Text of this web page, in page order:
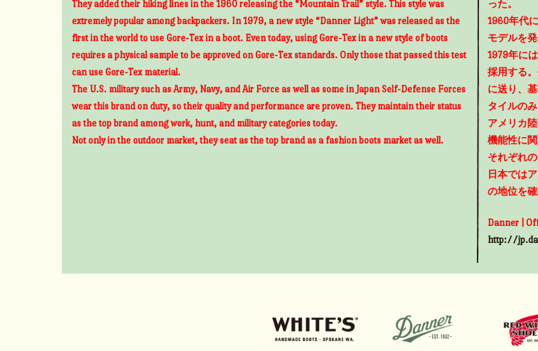
They added their hiking lines in the 1960 releasing the “Mountain Trail” style. This style was
extremely popular among backpackers. In 1979, a new style “Danner Light” was released as the
first in the world to use Gore-Tex in a boot. Even today, using Gore-Tex in a new style of boots
requires a physical sample to be approved on Gore-Tex standards. Only those that passed this test
can use Gore-Tex material.
The U.S. military such as Army, Navy, and Air Force as well as some in Japan Self-Defense Forces
wear this brand on duty, so their quality and performance are proven. They maintain their status
as the top brand among work, hunt, and military categories today.
Not only in the outdoor market, they seat as the top brand as a fashion boots market as well.
った。
1960年代
モデルを
1979年に
採用する
に送り、
タイルの
アメリカ
機能性に
それぞれ
日本では
の地位を確
Danner |
http://